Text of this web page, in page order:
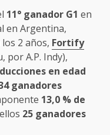
11° ganador G1 en
en Argentina,
los 2 años, Fortify
por A.P. Indy),
en edad
ganadores
13,0 % de
25 ganadores